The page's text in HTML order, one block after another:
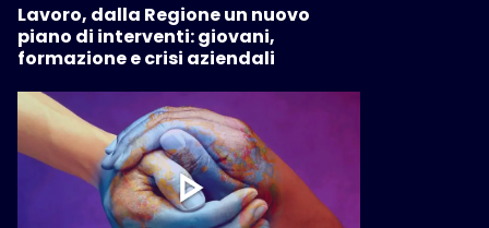
Lavoro, dalla Regione un nuovo
piano di interventi: giovani,
formazione e crisi aziendali